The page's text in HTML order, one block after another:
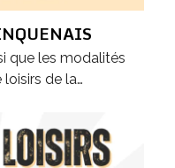
que les modalités
de la…